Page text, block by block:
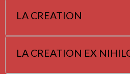
LA CREATION
LA CREATION EX